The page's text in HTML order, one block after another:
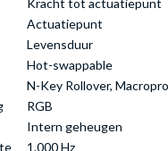
Kracht tot actuatiepunt
Actuatiepunt
Levensduur
Hot-swappable
N-Key Rollover,
RGB
Intern geheugen
1.000 Hz